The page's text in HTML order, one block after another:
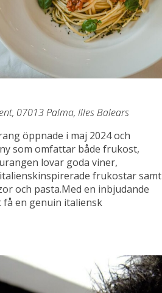
07013 Palma, Illes Balears
öppnade i maj 2024 och
som omfattar både frukost,
lovar goda viner,
frukostar samt
och pasta.Med en inbjudande
en genuin italiensk